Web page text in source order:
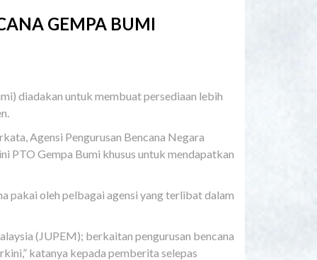
GEMPA BUMI
diadakan untuk membuat persediaan lebih
Agensi Pengurusan Bencana Negara
PTO Gempa Bumi khusus untuk mendapatkan
pakai oleh pelbagai agensi yang terlibat dalam
(JUPEM); berkaitan pengurusan bencana
katanya kepada pemberita selepas